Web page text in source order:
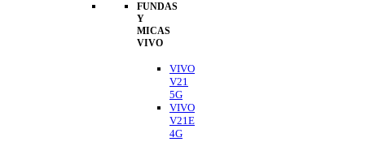
FUNDAS
Y
MICAS
VIVO
VIVO
V21
5G
VIVO
V21E
4G